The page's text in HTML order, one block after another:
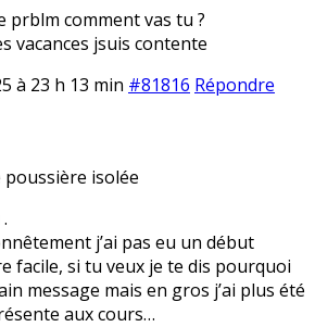
prblm comment vas tu ?
vacances jsuis contente
à 23 h 13 min #81816 Répondre
poussière isolée
j’ai pas eu un début
facile, si tu veux je te dis pourquoi
message mais en gros j’ai plus été
aux cours…